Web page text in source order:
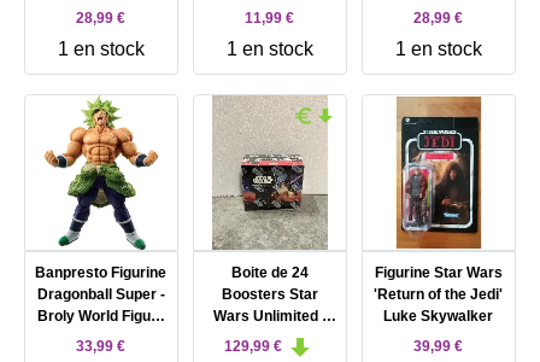
28,99 €
1 en stock
World (assort)
modèle aléatoire
11,99 €
1 en stock
28,99 €
1 en stock
Banpresto Figurine
Dragonball Super -
Broly World Figure
Colosseum (WFC)
33,99 €
Boite de 24
Boosters Star
Wars Unlimited :
Spark of Rebellion
129,99 €
Figurine Star Wars
'Return of the Jedi'
Luke Skywalker
39,99 €